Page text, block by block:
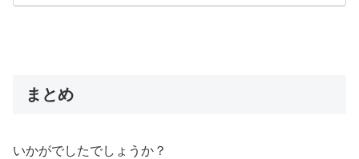
まとめ
いかがでしたでしょうか？